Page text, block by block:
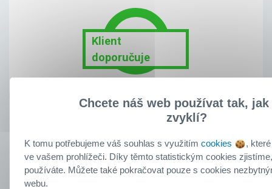
Klient
doporučuje
Klient Buřinky
Úvěr od Buřinky
16. říjen 2019
Chcete náš web používat tak,
zvyklí?
K tomu potřebujeme váš souhlas s využitím cookies
,
ve vašem prohlížeči. Díky těmto statistickým cookies
používáte. Můžete také pokračovat pouze s cookies
webu.